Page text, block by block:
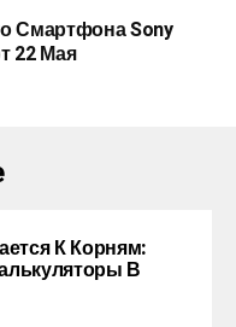
Смартфона Sony
22 Мая
К Корням:
В